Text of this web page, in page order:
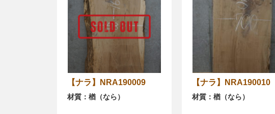
【ナラ】NRA190009
材質：楢（なら）
【ナラ】NRA190010
材質：楢（なら）